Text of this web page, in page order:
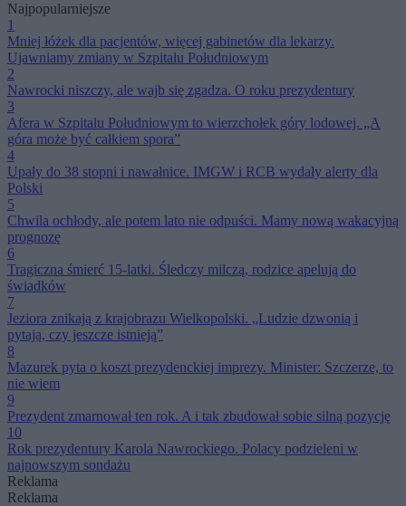
Najpopularniejsze
1
Mniej łóżek dla pacjentów, więcej gabinetów dla lekarzy.
Ujawniamy zmiany w Szpitalu Południowym
2
Nawrocki niszczy, ale wajb się zgadza. O roku prezydentury
3
Afera w Szpitalu Południowym to wierzchołek góry lodowej. „A
góra może być całkiem spora”
4
Upały do 38 stopni i nawałnice. IMGW i RCB wydały alerty dla
Polski
5
Chwila ochłody, ale potem lato nie odpuści. Mamy nową wakacyjną
prognozę
6
Tragiczna śmierć 15-latki. Śledczy milczą, rodzice apelują do
świadków
7
Jeziora znikają z krajobrazu Wielkopolski. „Ludzie dzwonią i
pytają, czy jeszcze istnieją”
8
Mazurek pyta o koszt prezydenckiej imprezy. Minister: Szczerze, to
nie wiem
9
Prezydent zmarnował ten rok. A i tak zbudował sobie silną pozycję
10
Rok prezydentury Karola Nawrockiego. Polacy podzieleni w
najnowszym sondażu
Reklama
Reklama